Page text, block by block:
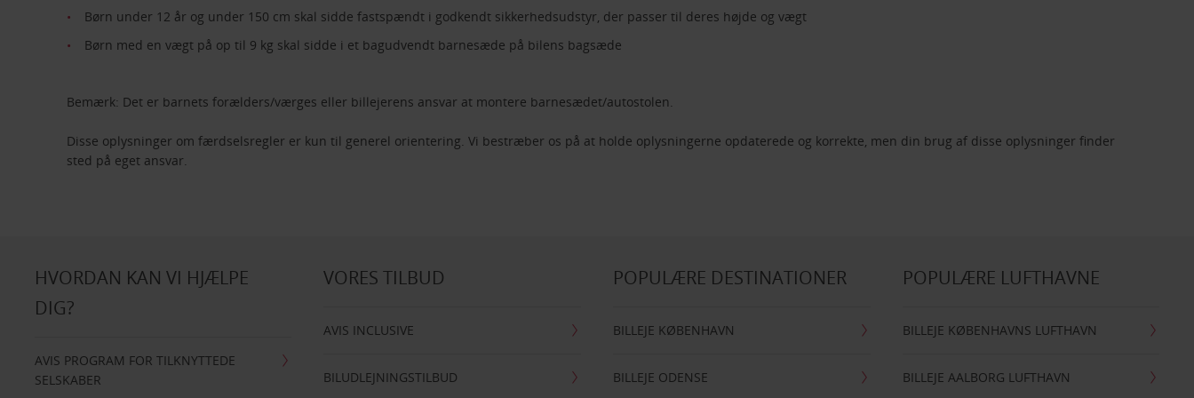
Børn under 12 år og under 150 cm skal sidde fastspændt i godkendt sikkerhedsudstyr, der passer til deres højde og vægt
Børn med en vægt på op til 9 kg skal sidde i et bagudvendt barnesæde på bilens bagsæde
Bemærk: Det er barnets forælders/værges eller billejerens ansvar at montere barnesædet/autostolen.
Disse oplysninger om færdselsregler er kun til generel orientering. Vi bestræber os på at holde oplysningerne opdaterede og korrekte, men din brug af disse oplysninger finder
sted på eget ansvar.
HVORDAN KAN VI HJÆLPE
DIG?
AVIS PROGRAM FOR TILKNYTTEDE
SELSKABER
VORES TILBUD
AVIS INCLUSIVE
BILUDLEJNINGSTILBUD
POPULÆRE DESTINATIONER
BILLEJE KØBENHAVN
BILLEJE ODENSE
POPULÆRE LUFTHAVNE
BILLEJE KØBENHAVNS LUFTHAVN
BILLEJE AALBORG LUFTHAVN